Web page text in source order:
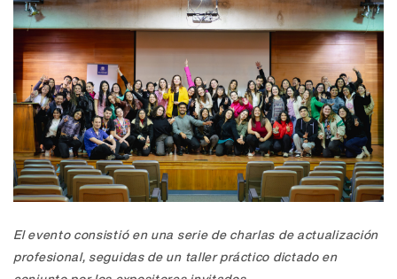
El evento consistió en una serie de charlas de actualización
profesional, seguidas de un taller práctico dictado en